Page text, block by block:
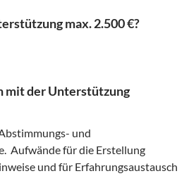
max. 2.500 €?
mit der Unterstützung
und
Aufwände für die Erstellung
und für Erfahrungsaustausch